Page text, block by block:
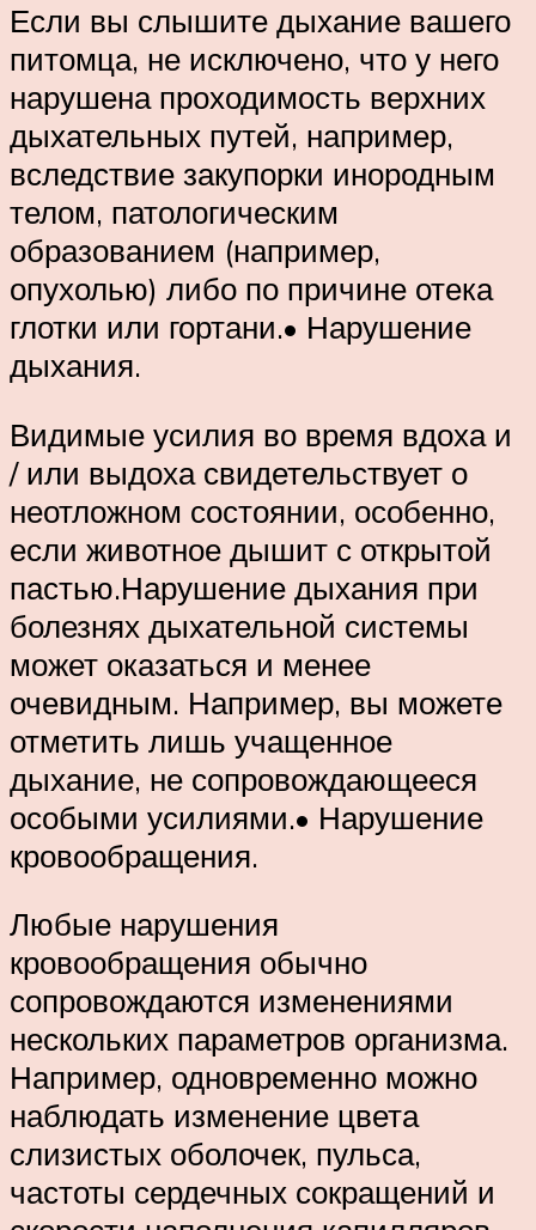
Если вы слышите дыхание вашего
питомца, не исключено, что у него
нарушена проходимость верхних
дыхательных путей, например,
вследствие закупорки инородным
телом, патологическим
образованием (например,
опухолью) либо по причине отека
глотки или гортани.• Нарушение
дыхания.
Видимые усилия во время вдоха и
/ или выдоха свидетельствует о
неотложном состоянии, особенно,
если животное дышит с открытой
пастью.Нарушение дыхания при
болезнях дыхательной системы
может оказаться и менее
очевидным. Например, вы можете
отметить лишь учащенное
дыхание, не сопровождающееся
особыми усилиями.• Нарушение
кровообращения.
Любые нарушения
кровообращения обычно
сопровождаются изменениями
нескольких параметров организма.
Например, одновременно можно
наблюдать изменение цвета
слизистых оболочек, пульса,
частоты сердечных сокращений и